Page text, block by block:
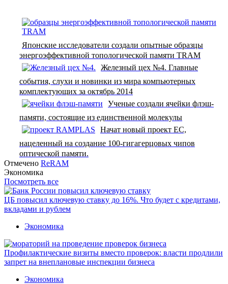
Японские исследователи создали опытные образцы
энергоэффективной топологической памяти TRAM
Железный цех №4. Главные
события, слухи и новинки из мира компьютерных
комплектующих за октябрь 2014
Ученые создали ячейки флэш-
памяти, состоящие из единственной молекулы
Начат новый проект ЕС,
нацеленный на создание 100-гигагерцовых чипов
оптической памяти.
Отмечено ReRAM
Экономика
Посмотреть все
ЦБ повысил ключевую ставку до 16%. Что будет с кредитами,
вкладами и рублем
Экономика
Профилактические визиты вместо проверок: власти продлили
запрет на внеплановые инспекции бизнеса
Экономика